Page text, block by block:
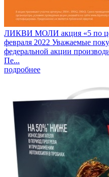
ЛИКВИ МОЛИ акция «5 по
февраля 2022 Уважаемые
федеральной акции
Пе...
подробнее